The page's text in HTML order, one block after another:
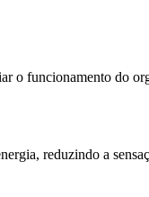
o funcionamento do
reduzindo a